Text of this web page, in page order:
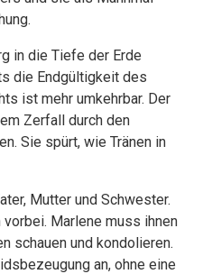
in die Tiefe der Erde
die Endgültigkeit des
ist mehr umkehrbar. Der
Zerfall durch den
Sie spürt, wie Tränen in
Mutter und Schwester.
Marlene muss ihnen
schauen und kondolieren.
an, ohne eine